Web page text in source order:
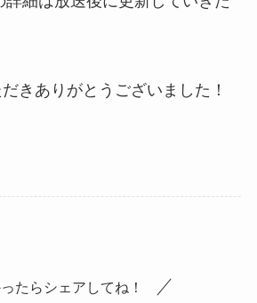
きありがとうございました！
たらシェアしてね！